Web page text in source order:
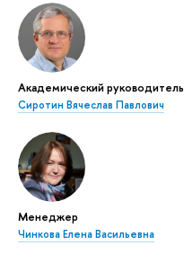
Академический руководитель
Сиротин Вячеслав Павлович
Менеджер
Чинкова Елена Васильевна